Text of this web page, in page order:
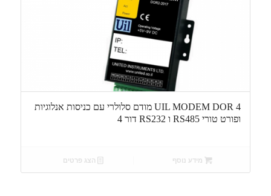
UIL MODEM DOR 4 מודם סלולרי עם כניסות אנלוגיות
ופורט טורי RS485 ו RS232 דור 4
מידע נוסף הצג פרטים